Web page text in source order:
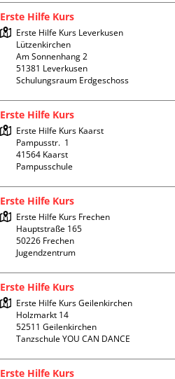
Erste Hilfe Kurs
Erste Hilfe Kurs Leverkusen
Lützenkirchen
Am Sonnenhang 2
51381 Leverkusen
Schulungsraum Erdgeschoss
Erste Hilfe Kurs
Erste Hilfe Kurs Kaarst
Pampusstr.  1
41564 Kaarst
Pampusschule
Erste Hilfe Kurs
Erste Hilfe Kurs Frechen
Hauptstraße 165
50226 Frechen
Jugendzentrum
Erste Hilfe Kurs
Erste Hilfe Kurs Geilenkirchen
Holzmarkt 14
52511 Geilenkirchen
Tanzschule YOU CAN DANCE
Erste Hilfe Kurs